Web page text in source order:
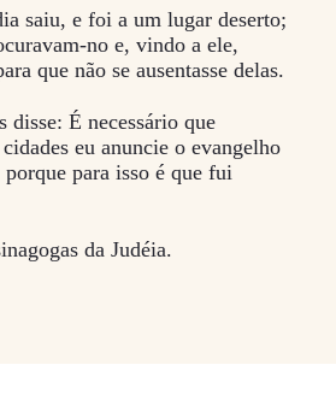
saiu, e foi a um lugar deserto;
no e, vindo a ele,
que não se ausentasse delas.
disse: É necessário que
eu anuncie o evangelho
para isso é que fui
da Judéia.